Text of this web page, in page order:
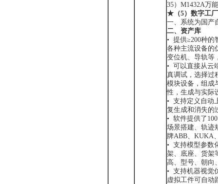
35）M1432A万
★ （5） 数字工
一、系统为国产
二、资产库
• 提供≥200种的
各种主流设备的
变位机、导轨等
• 可以直接从云
真调试，选择过
模块设备，组成
性，生成与实际
• 支持定义自动
复生成和消失的
• 软件提供了
场景搭建、轨迹
牌ABB、KUKA
• 支持模型参数
架、底座、货架
高、型号、朝向
• 支持机器视觉
虚拟工件可自动